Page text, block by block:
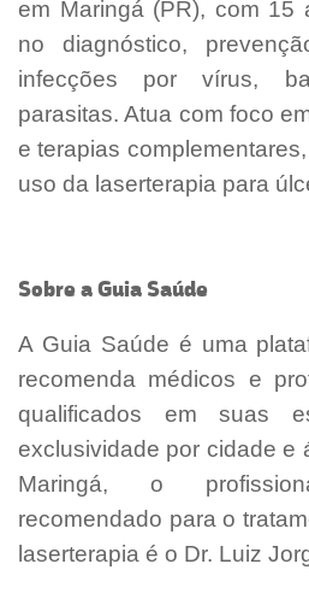
em Maringá (PR), com 15
no diagnóstico,
infecções por vírus,
parasitas. Atua com foco
e terapias
uso da laserterapia para
Sobre a Guia Saúde
A Guia Saúde é uma
recomenda médicos e
qualificados em suas
exclusividade por cidade e
Maringá, o
recomendado para o
laserterapia é o Dr. Luiz